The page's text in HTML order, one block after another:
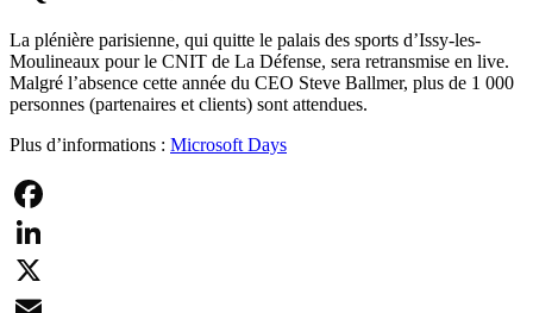
La plénière parisienne, qui quitte le palais des sports d’Issy-les-
Moulineaux pour le CNIT de La Défense, sera retransmise en live.
Malgré l’absence cette année du CEO Steve Ballmer, plus de 1 000
personnes (partenaires et clients) sont attendues.
Plus d’informations : Microsoft Days
Facebook
LinkedIn
X